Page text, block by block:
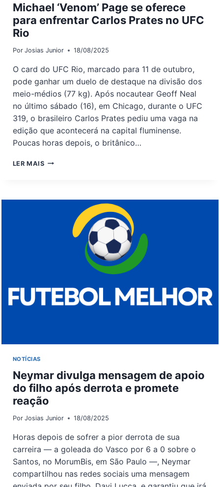
Michael ‘Venom’ Page se oferece
para enfrentar Carlos Prates no UFC
Rio
Por Josias Junior 18/08/2025
O card do UFC Rio, marcado para 11 de outubro,
pode ganhar um duelo de destaque na divisão dos
meio-médios (77 kg). Após nocautear Geoff Neal
no último sábado (16), em Chicago, durante o UFC
319, o brasileiro Carlos Prates pediu uma vaga na
edição que acontecerá na capital fluminense.
Poucas horas depois, o britânico…
LER MAISMICHAEL
OFERECE
ENFRENTAR
NOTÍCIAS
Neymar divulga mensagem de apoio
do filho após derrota e promete
reação
Por Josias Junior 18/08/2025
Horas depois de sofrer a pior derrota de sua
carreira — a goleada do Vasco por 6 a 0 sobre o
Santos, no MorumBis, em São Paulo —, Neymar
compartilhou nas redes sociais uma mensagem